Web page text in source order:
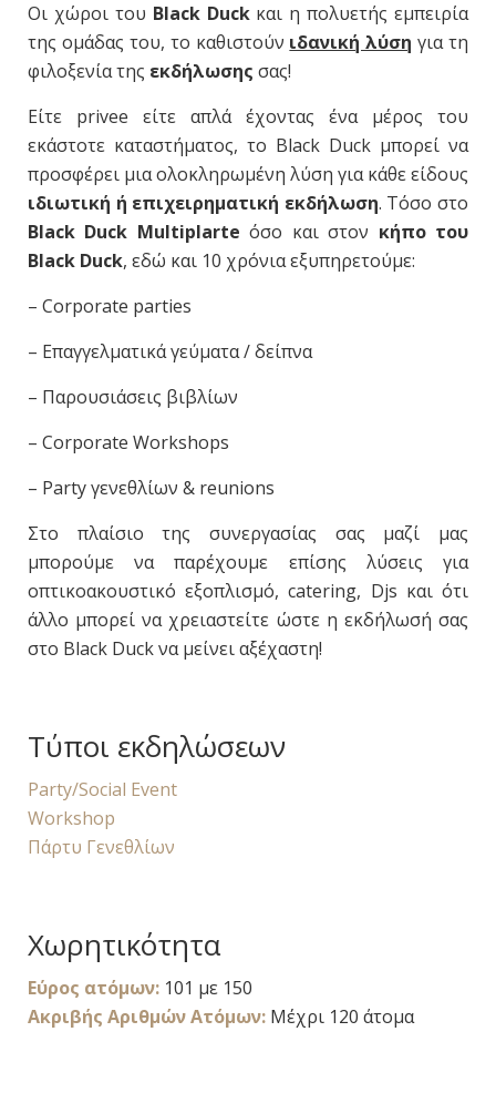
Οι χώροι του Black Duck και η πολυετής εμπειρία
της ομάδας του, το καθιστούν ιδανική λύση για τη
φιλοξενία της εκδήλωσης σας!
Είτε privee είτε απλά έχοντας ένα μέρος του
εκάστοτε καταστήματος, το Black Duck μπορεί να
προσφέρει μια ολοκληρωμένη λύση για κάθε είδους
ιδιωτική ή επιχειρηματική εκδήλωση. Τόσο στο
Black Duck Multiplarte όσο και στον κήπο του
Black Duck, εδώ και 10 χρόνια εξυπηρετούμε:
– Corporate parties
– Επαγγελματικά γεύματα / δείπνα
– Παρουσιάσεις βιβλίων
– Corporate Workshops
– Party γενεθλίων & reunions
Στο πλαίσιο της συνεργασίας σας μαζί μας
μπορούμε να παρέχουμε επίσης λύσεις για
οπτικοακουστικό εξοπλισμό, catering, Djs και ότι
άλλο μπορεί να χρειαστείτε ώστε η εκδήλωσή σας
στο Black Duck να μείνει αξέχαστη!
Τύποι εκδηλώσεων
Party/Social Event
Workshop
Πάρτυ Γενεθλίων
Χωρητικότητα
Εύρος ατόμων: 101 με 150
Ακριβής Αριθμών Ατόμων: Μέχρι 120 άτομα